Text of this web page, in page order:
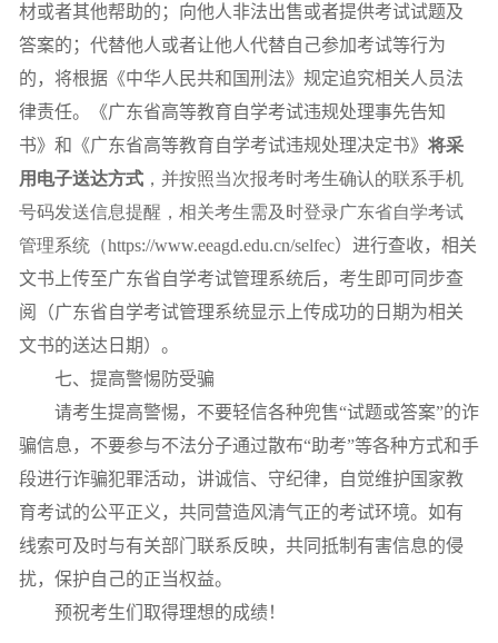
材或者其他帮助的；向他人非法出售或者提供考试试题及
答案的；代替他人或者让他人代替自己参加考试等行为
的，将根据《中华人民共和国刑法》规定追究相关人员法
律责任。《广东省高等教育自学考试违规处理事先告知
书》和《广东省高等教育自学考试违规处理决定书》 将采
用电子送达方式 ，并按照当次报考时考生确认的联系手机
号码发送信息提醒，相关考生需及时登录广东省自学考试
管理系统（https://www.eeagd.edu.cn/selfec）进行查收，相关
文书上传至广东省自学考试管理系统后，考生即可同步查
阅（广东省自学考试管理系统显示上传成功的日期为相关
文书的送达日期）。
七、提高警惕防受骗
请考生提高警惕，不要轻信各种兜售“试题或答案”的诈
骗信息，不要参与不法分子通过散布“助考”等各种方式和手
段进行诈骗犯罪活动，讲诚信、守纪律，自觉维护国家教
育考试的公平正义，共同营造风清气正的考试环境。如有
线索可及时与有关部门联系反映，共同抵制有害信息的侵
扰，保护自己的正当权益。
预祝考生们取得理想的成绩！